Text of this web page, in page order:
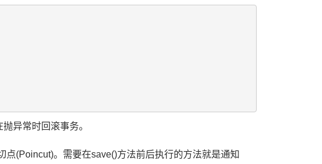
异常时回滚事务。
(Poincut)。需要在save()方法前后执行的方法就是通知